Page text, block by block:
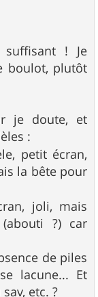
! Je
boulot, plutôt
je doute, et
:
petit écran,
la bête pour
joli, mais
?) car
de piles
lacune... Et
etc. ?